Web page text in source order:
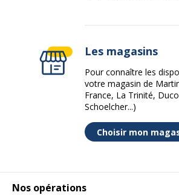
Nos opérations
Les magasins
Pour connaître les
votre magasin de
France, La Trinité,
Schoelcher...)
Choisir mon